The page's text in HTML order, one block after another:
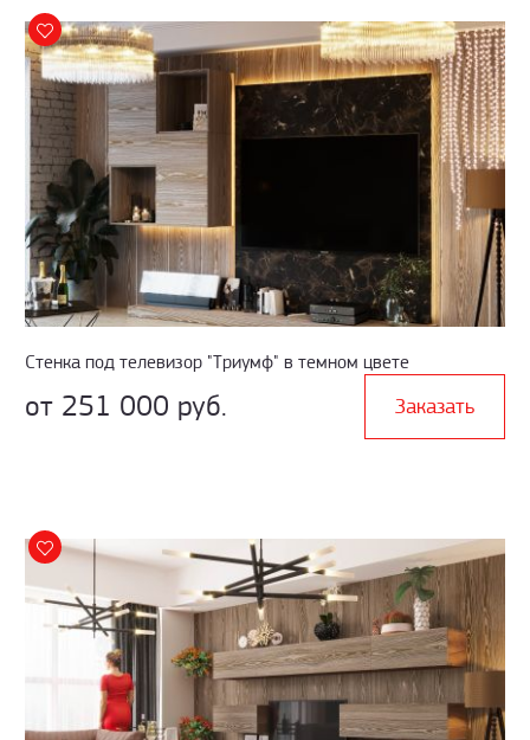
Стенка под телевизор "Триумф" в темном цвете
от 251 000 руб. Заказать